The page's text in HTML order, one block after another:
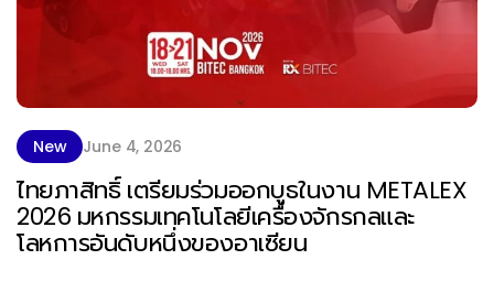
New June 4, 2026
ไทยภาสิทธิ์ เตรียมร่วมออกบูธในงาน METALEX
2026 มหกรรมเทคโนโลยีเครื่องจักรกลและ
โลหการอันดับหนึ่งของอาเซียน